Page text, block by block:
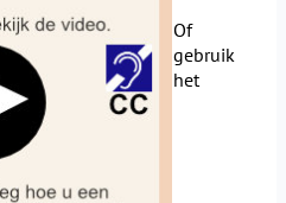
Of
gebruik
het